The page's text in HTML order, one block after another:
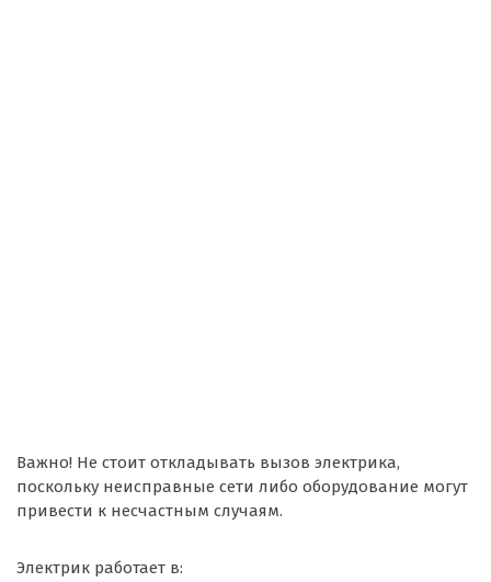
Важно! Не стоит откладывать вызов электрика,
поскольку неисправные сети либо оборудование могут
привести к несчастным случаям.
Электрик работает в: